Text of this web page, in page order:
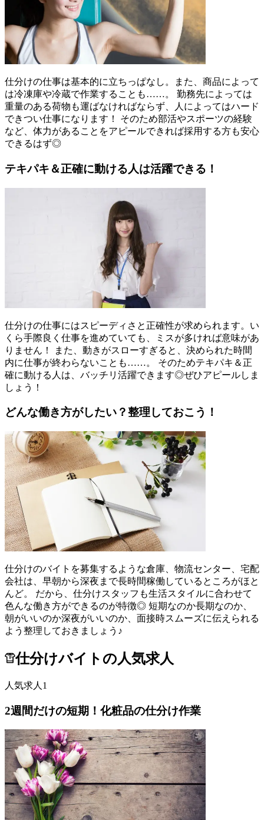
仕分けの仕事は基本的に立ちっぱなし。また、商品によって
は冷凍庫や冷蔵で作業することも……。 勤務先によっては
重量のある荷物も運ばなければならず、人によってはハード
できつい仕事になります！ そのため部活やスポーツの経験
など、体力があることをアピールできれば採用する方も安心
できるはず◎
テキパキ＆正確に動ける人は活躍できる！
仕分けの仕事にはスピーディさと正確性が求められます。い
くら手際良く仕事を進めていても、ミスが多ければ意味があ
りません！ また、動きがスローすぎると、決められた時間
内に仕事が終わらないことも……。 そのためテキパキ＆正
確に動ける人は、バッチリ活躍できます◎ぜひアピールしま
しょう！
どんな働き方がしたい？整理しておこう！
仕分けのバイトを募集するような倉庫、物流センター、宅配
会社は、早朝から深夜まで長時間稼働しているところがほと
んど。 だから、仕分けスタッフも生活スタイルに合わせて
色んな働き方ができるのが特徴◎ 短期なのか長期なのか、
朝がいいのか深夜がいいのか、面接時スムーズに伝えられる
よう整理しておきましょう♪
仕分けバイトの人気求人
人気求人1
2週間だけの短期！化粧品の仕分け作業